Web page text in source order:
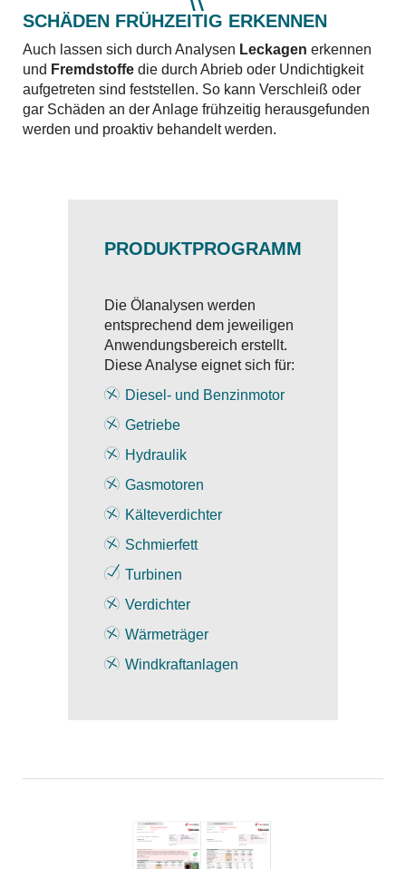
SCHÄDEN FRÜHZEITIG ERKENNEN
Auch lassen sich durch Analysen Leckagen erkennen
und Fremdstoffe die durch Abrieb oder Undichtigkeit
aufgetreten sind feststellen. So kann Verschleiß oder
gar Schäden an der Anlage frühzeitig herausgefunden
werden und proaktiv behandelt werden.
PRODUKTPROGRAMM
Die Ölanalysen werden
entsprechend dem jeweiligen
Anwendungsbereich erstellt.
Diese Analyse eignet sich für:
Diesel- und Benzinmotor
Getriebe
Hydraulik
Gasmotoren
Kälteverdichter
Schmierfett
Turbinen
Verdichter
Wärmeträger
Windkraftanlagen